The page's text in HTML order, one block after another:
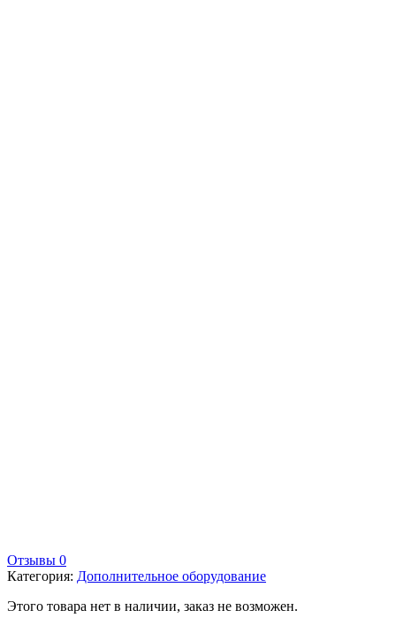
Отзывы 0
Категория: Дополнительное оборудование
Этого товара нет в наличии, заказ не возможен.